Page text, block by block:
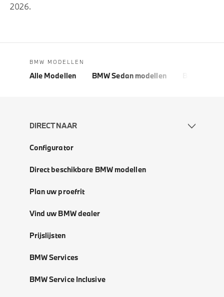
2026.
BMW MODELLEN
Alle Modellen BMW Sedan modellen
DIRECT NAAR
Configurator
Direct beschikbare BMW modellen
Plan uw proefrit
Vind uw BMW dealer
Prijslijsten
BMW Services
BMW Service Inclusive